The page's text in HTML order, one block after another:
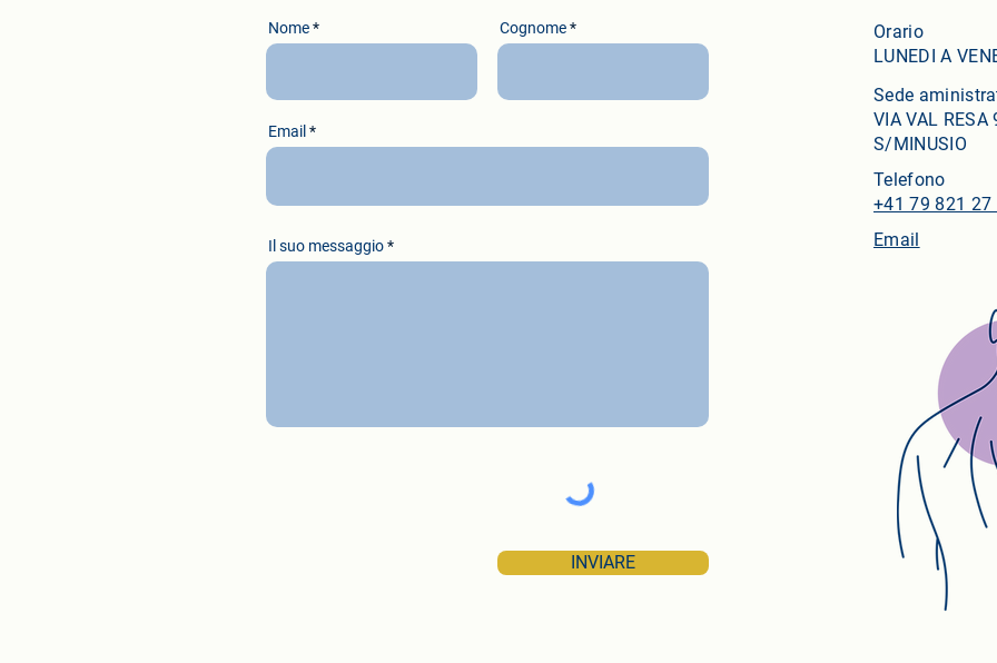
Nome Cognome
Email
Il suo messaggio
INVIARE
Orario
LUNEDI A
Sede
VIA VAL
S/MINUSIO
Telefono
+41 79 821 27
Email